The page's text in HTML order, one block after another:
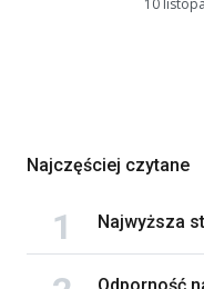
10
Najczęściej czytane
Najwyższa